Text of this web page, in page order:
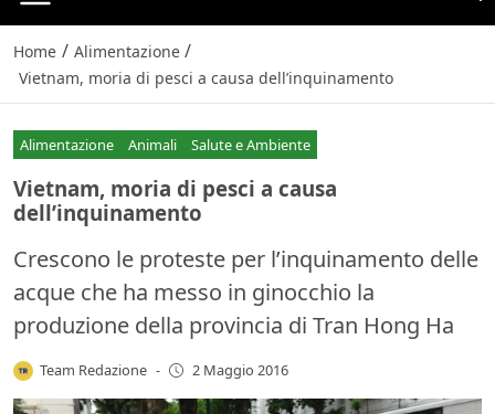
Home / Alimentazione /
Vietnam, moria di pesci a causa dell’inquinamento
Alimentazione Animali Salute e Ambiente
Vietnam, moria di pesci a causa
dell’inquinamento
Crescono le proteste per l’inquinamento delle
acque che ha messo in ginocchio la
produzione della provincia di Tran Hong Ha
Team Redazione - 2 Maggio 2016